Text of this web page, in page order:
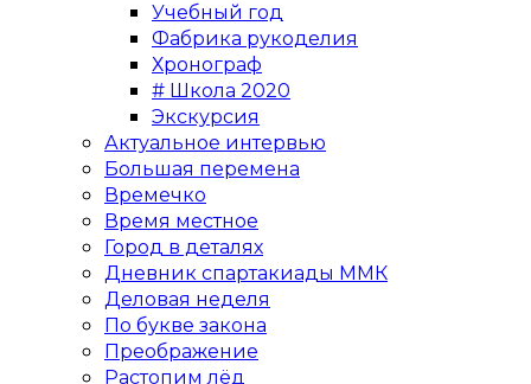
Учебный год
Фабрика рукоделия
Хронограф
# Школа 2020
Экскурсия
Актуальное интервью
Большая перемена
Времечко
Время местное
Город в деталях
Дневник спартакиады ММК
Деловая неделя
По букве закона
Преображение
Растопим лёд